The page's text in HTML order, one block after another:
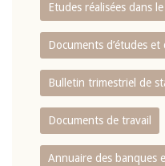
Etudes réalisées dans
Documents d’études et
Bulletin trimestriel de
Documents de travail
Annuaire des banques